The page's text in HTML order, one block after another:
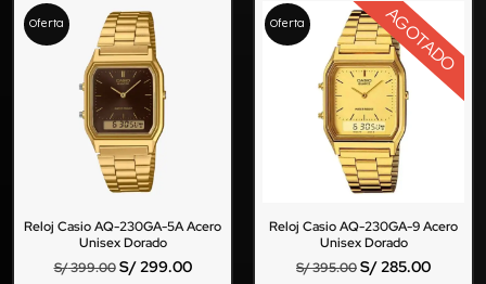
Oferta
Reloj Casio AQ-230GA-5A Acero
Unisex Dorado
S/399.00 S/299.00
Oferta AGOTADO
Reloj Casio AQ-230GA-9 Acero
Unisex Dorado
S/395.00S/285.00